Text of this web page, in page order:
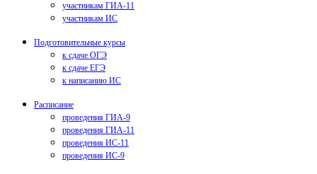
участникам ГИА-11
участникам ИС
Подготовительные курсы
к сдаче ОГЭ
к сдаче ЕГЭ
к написанию ИС
Расписание
проведения ГИА-9
проведения ГИА-11
проведения ИС-11
проведения ИС-9